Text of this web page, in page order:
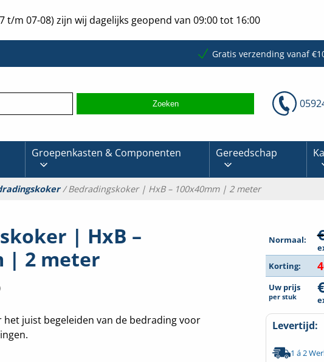
t/m 07-08) zijn wij dagelijks geopend van 09:00 tot 16:00
Gratis verzending vanaf
Groepenkasten & Componenten Gereedschap
/ Bedradingskoker | HxB – 100x40mm | 2 meter
| HxB –
| 2 meter
het juist begeleiden van de bedrading voor
Normaal:
Korting:
Uw prijs
per stuk
Levertijd:
1 á 2